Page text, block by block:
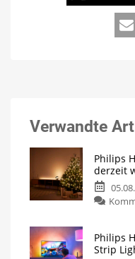
Verwandte
Philips
derzeit
Philips
Strip